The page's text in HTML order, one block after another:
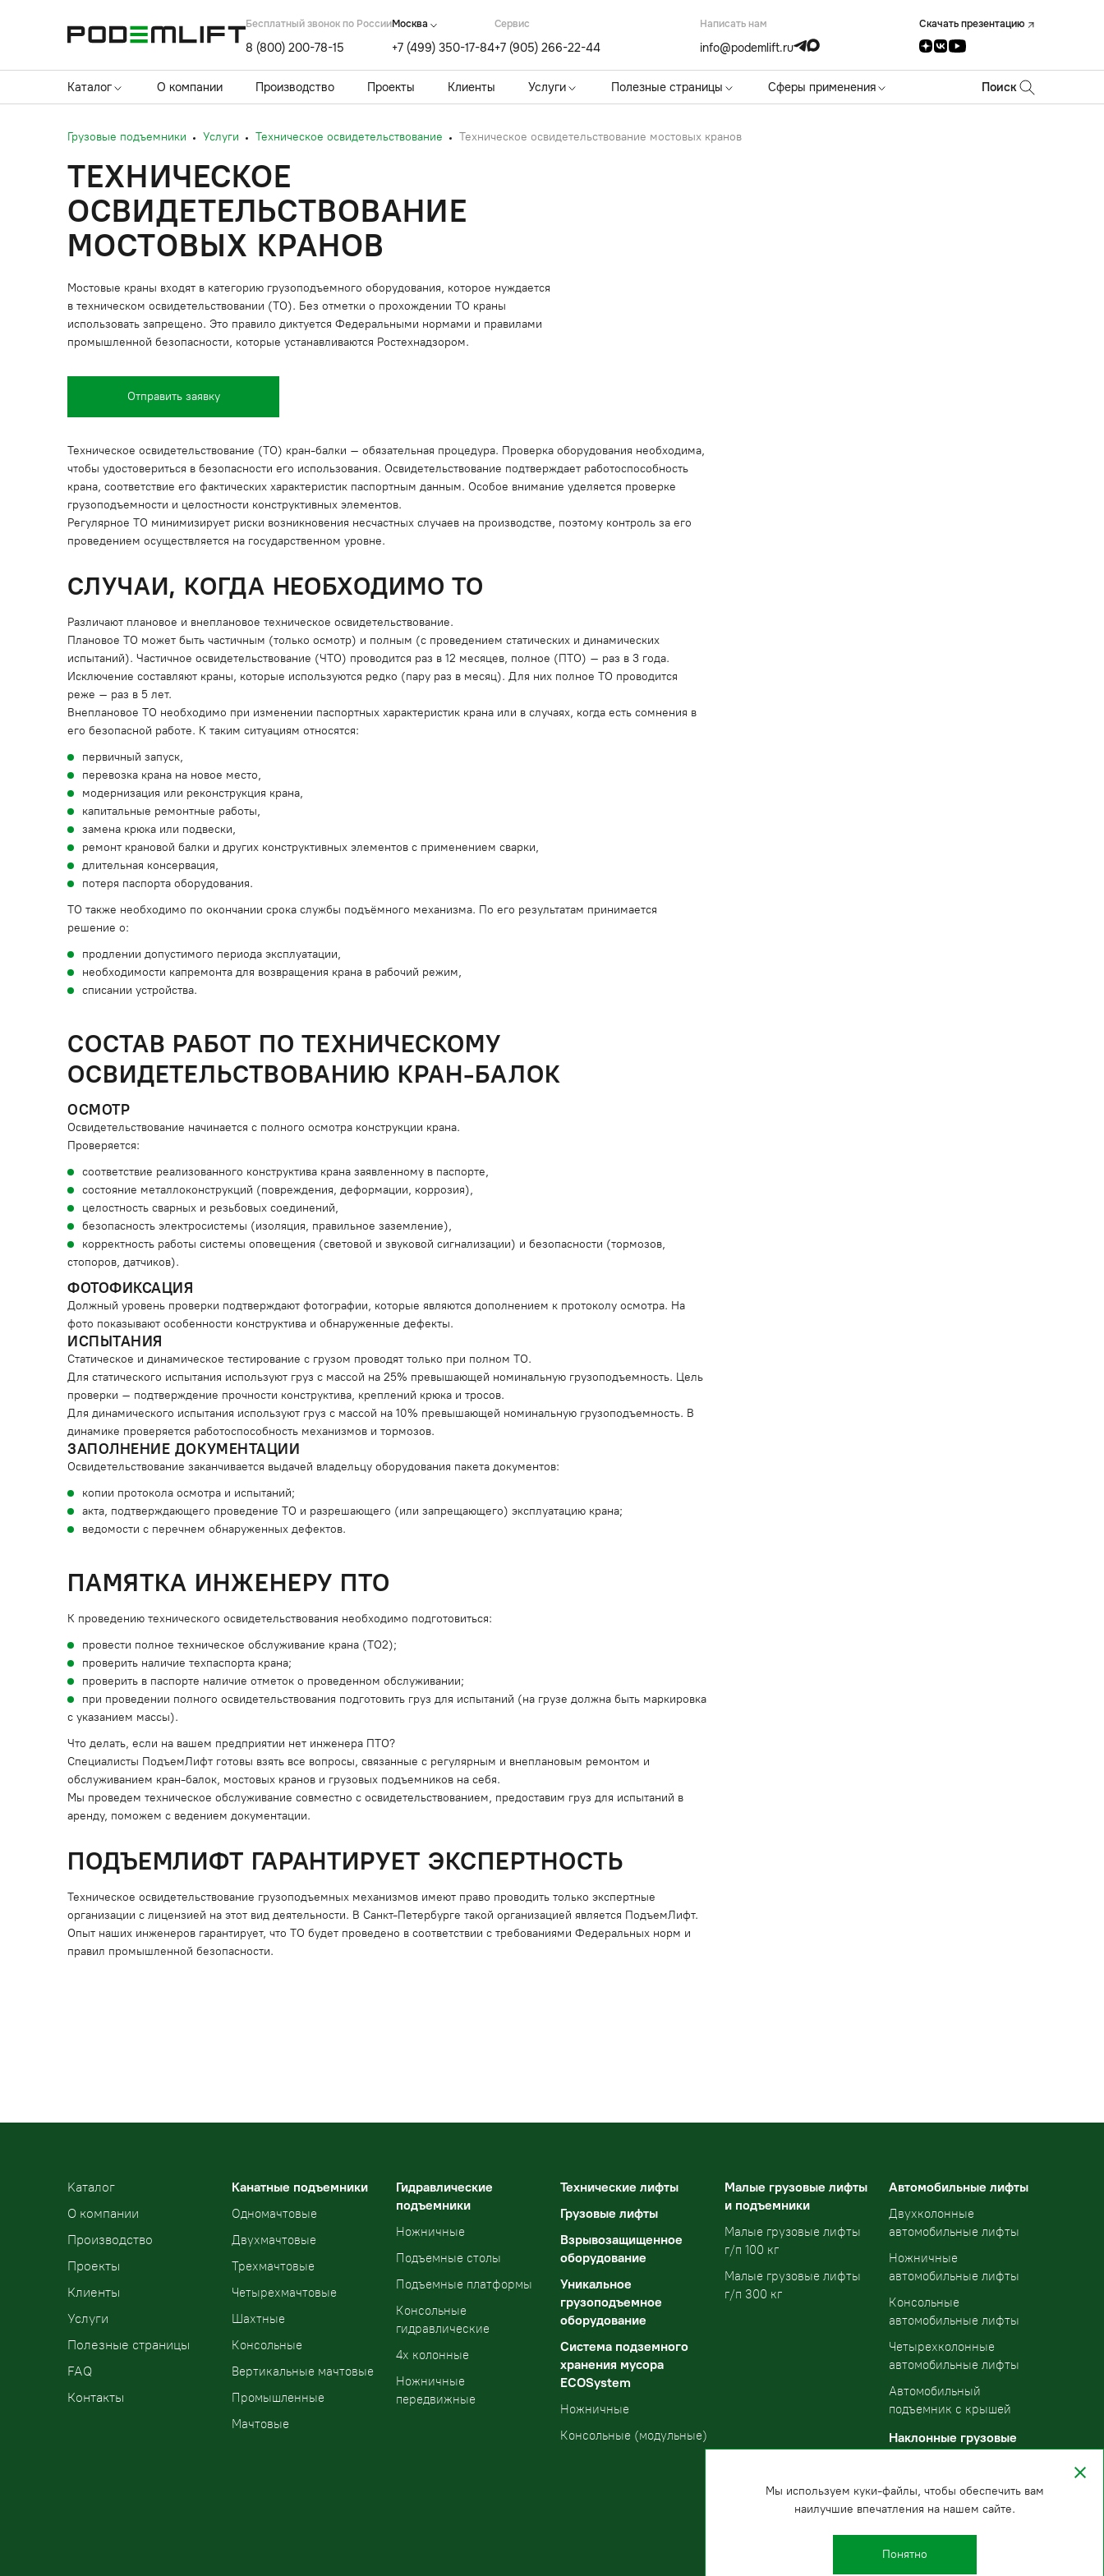
Бесплатный звонок по России
8 (800) 200-78-15
Москва
+7 (499) 350-17-84
Cервис
+7 (905) 266-22-44
Написать нам
info@podemlift.ru
Скачать презентацию
Каталог О компании Производство Проекты Клиенты Услуги Полезные страницы Сферы применения Поиск
Грузовые подъемники Услуги Техническое освидетельствование Техническое освидетельствование мостовых кранов
ТЕХНИЧЕСКОЕ
ОСВИДЕТЕЛЬСТВОВАНИЕ
МОСТОВЫХ КРАНОВ
Мостовые краны входят в категорию грузоподъемного оборудования, которое нуждается
в техническом освидетельствовании (ТО). Без отметки о прохождении ТО краны
использовать запрещено. Это правило диктуется Федеральными нормами и правилами
промышленной безопасности, которые устанавливаются Ростехнадзором.
Отправить заявку
Техническое освидетельствование (ТО) кран-балки – обязательная процедура. Проверка оборудования необходима,
чтобы удостовериться в безопасности его использования. Освидетельствование подтверждает работоспособность
крана, соответствие его фактических характеристик паспортным данным. Особое внимание уделяется проверке
грузоподъемности и целостности конструктивных элементов.
Регулярное ТО минимизирует риски возникновения несчастных случаев на производстве, поэтому контроль за его
проведением осуществляется на государственном уровне.
СЛУЧАИ, КОГДА НЕОБХОДИМО ТО
Различают плановое и внеплановое техническое освидетельствование.
Плановое ТО может быть частичным (только осмотр) и полным (с проведением статических и динамических
испытаний). Частичное освидетельствование (ЧТО) проводится раз в 12 месяцев, полное (ПТО) – раз в 3 года.
Исключение составляют краны, которые используются редко (пару раз в месяц). Для них полное ТО проводится
реже – раз в 5 лет.
Внеплановое ТО необходимо при изменении паспортных характеристик крана или в случаях, когда есть сомнения в
его безопасной работе. К таким ситуациям относятся:
первичный запуск,
перевозка крана на новое место,
модернизация или реконструкция крана,
капитальные ремонтные работы,
замена крюка или подвески,
ремонт крановой балки и других конструктивных элементов с применением сварки,
длительная консервация,
потеря паспорта оборудования.
ТО также необходимо по окончании срока службы подъёмного механизма. По его результатам принимается
решение о:
продлении допустимого периода эксплуатации,
необходимости капремонта для возвращения крана в рабочий режим,
списании устройства.
СОСТАВ РАБОТ ПО ТЕХНИЧЕСКОМУ
ОСВИДЕТЕЛЬСТВОВАНИЮ КРАН-БАЛОК
ОСМОТР
Освидетельствование начинается с полного осмотра конструкции крана.
Проверяется:
соответствие реализованного конструктива крана заявленному в паспорте,
состояние металлоконструкций (повреждения, деформации, коррозия),
целостность сварных и резьбовых соединений,
безопасность электросистемы (изоляция, правильное заземление),
корректность работы системы оповещения (световой и звуковой сигнализации) и безопасности (тормозов,
стопоров, датчиков).
ФОТОФИКСАЦИЯ
Должный уровень проверки подтверждают фотографии, которые являются дополнением к протоколу осмотра. На
фото показывают особенности конструктива и обнаруженные дефекты.
ИСПЫТАНИЯ
Статическое и динамическое тестирование с грузом проводят только при полном ТО.
Для статического испытания используют груз с массой на 25% превышающей номинальную грузоподъемность. Цель
проверки – подтверждение прочности конструктива, креплений крюка и тросов.
Для динамического испытания используют груз с массой на 10% превышающей номинальную грузоподъемность. В
динамике проверяется работоспособность механизмов и тормозов.
ЗАПОЛНЕНИЕ ДОКУМЕНТАЦИИ
Освидетельствование заканчивается выдачей владельцу оборудования пакета документов:
копии протокола осмотра и испытаний;
акта, подтверждающего проведение ТО и разрешающего (или запрещающего) эксплуатацию крана;
ведомости с перечнем обнаруженных дефектов.
ПАМЯТКА ИНЖЕНЕРУ ПТО
К проведению технического освидетельствования необходимо подготовиться:
провести полное техническое обслуживание крана (ТО2);
проверить наличие техпаспорта крана;
проверить в паспорте наличие отметок о проведенном обслуживании;
при проведении полного освидетельствования подготовить груз для испытаний (на грузе должна быть маркировка
с указанием массы).
Что делать, если на вашем предприятии нет инженера ПТО?
Специалисты ПодъемЛифт готовы взять все вопросы, связанные с регулярным и внеплановым ремонтом и
обслуживанием кран-балок, мостовых кранов и грузовых подъемников на себя.
Мы проведем техническое обслуживание совместно с освидетельствованием, предоставим груз для испытаний в
аренду, поможем с ведением документации.
ПОДЪЕМЛИФТ ГАРАНТИРУЕТ ЭКСПЕРТНОСТЬ
Техническое освидетельствование грузоподъемных механизмов имеют право проводить только экспертные
организации с лицензией на этот вид деятельности. В Санкт-Петербурге такой организацией является ПодъемЛифт.
Опыт наших инженеров гарантирует, что ТО будет проведено в соответствии с требованиями Федеральных норм и
правил промышленной безопасности.
Kаталог
О компании
Производство
Проекты
Клиенты
Услуги
Полезные страницы
FAQ
Контакты
Канатные подъемники
Одномачтовые
Двухмачтовые
Трехмачтовые
Четырехмачтовые
Шахтные
Консольные
Вертикальные мачтовые
Промышленные
Мачтовые
Гидравлические
подъемники
Ножничные
Подъемные столы
Подъемные платформы
Консольные
гидравлические
4х колонные
Ножничные
передвижные
Технические лифты
Грузовые лифты
Взрывозащищенное
оборудование
Уникальное
грузоподъемное
оборудование
Система подземного
хранения мусора
ECOSystem
Ножничные
Консольные (модульные)
Малые грузовые лифты
и подъемники
Малые грузовые лифты
г/п 100 кг
Малые грузовые лифты
г/п 300 кг
Автомобильные лифты
Двухколонные
автомобильные лифты
Ножничные
автомобильные лифты
Консольные
автомобильные лифты
Четырехколонные
автомобильные лифты
Автомобильный
подъемник с крышей
Наклонные грузовые
Мы используем куки-файлы, чтобы обеспечить вам
наилучшие впечатления на нашем сайте.
Понятно